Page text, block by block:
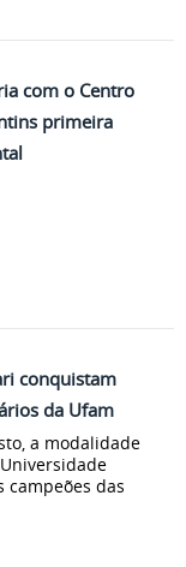
com o Centro
primeira
conquistam
da Ufam
a modalidade
campeões das